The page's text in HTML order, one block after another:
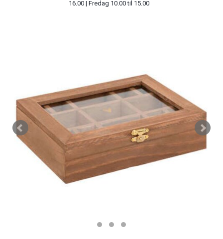
16.00 | Fredag 10.00 til 15.00